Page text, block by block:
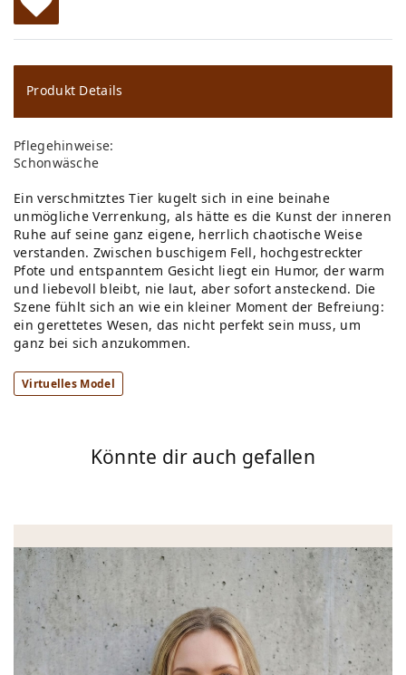
W
u
ns
ch
lis
te
Produkt Details
Pflegehinweise:
Schonwäsche
Ein verschmitztes Tier kugelt sich in eine beinahe
unmögliche Verrenkung, als hätte es die Kunst der inneren
Ruhe auf seine ganz eigene, herrlich chaotische Weise
verstanden. Zwischen buschigem Fell, hochgestreckter
Pfote und entspanntem Gesicht liegt ein Humor, der warm
und liebevoll bleibt, nie laut, aber sofort ansteckend. Die
Szene fühlt sich an wie ein kleiner Moment der Befreiung:
ein gerettetes Wesen, das nicht perfekt sein muss, um
ganz bei sich anzukommen.
Virtuelles Model
Könnte dir auch gefallen